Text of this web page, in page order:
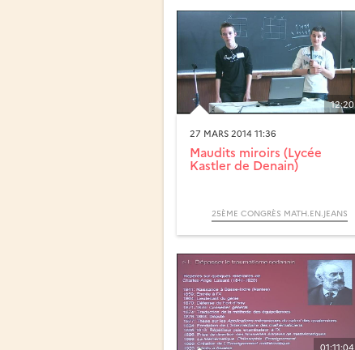
12:20
27 MARS 2014 11:36
Maudits miroirs (Lycée
Kastler de Denain)
25ÈME CONGRÈS MATH.EN.JEANS
01:11:04